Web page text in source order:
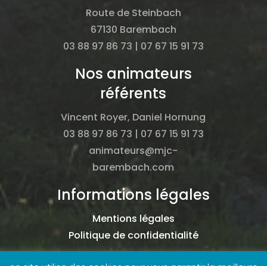
Route de Steinbach
67130 Barembach
03 88 97 86 73 | 07 67 15 91 73
Nos animateurs
référents
Vincent Royer, Daniel Hornung
03 88 97 86 73 | 07 67 15 91 73
animateurs@mjc-
barembach.com
Informations légales
Mentions légales
Politique de confidentialité